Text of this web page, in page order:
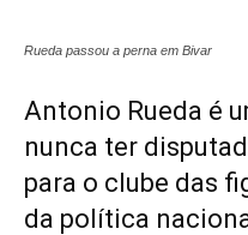
Rueda passou a perna em Bivar
Antonio Rueda é
nunca ter
para o clube das
da política